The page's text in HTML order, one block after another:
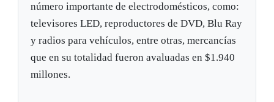
número importante de electrodomésticos, como:
televisores LED, reproductores de DVD, Blu Ray
y radios para vehículos, entre otras, mercancías
que en su totalidad fueron avaluadas en $1.940
millones.